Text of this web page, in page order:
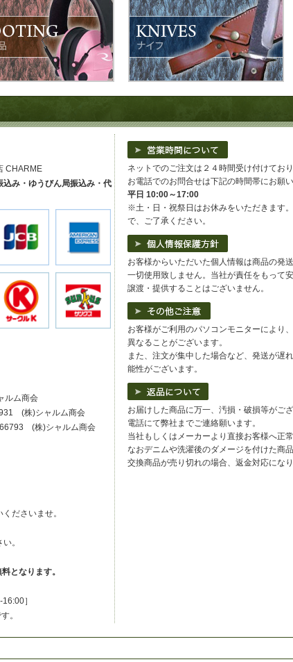
CHARME
み・ゆうびん局振込み・代
ム商会
(株)シャルム商会
(株)シャルム商会
ださいませ。
。
となります。
］
。
ネットでのご注文は２４時間受け付けており
お電話でのお問合せは下記の時間帯にお願い
平日 10:00～17:00
※土・日・祝祭日はお休みをいただきます
で、ご了承ください。
お客様からいただいた個人情報は商品の発
一切使用致しません。当社が責任をもって
譲渡・提供することはございません。
お客様がご利用のパソコンモニターにより
異なることがございます。
また、注文が集中した場合など、発送が遅
能性がございます。
お届けした商品に万一、汚損・破損等がご
電話にて弊社までご連絡願います。
当社もしくはメーカーより直接お客様へ正
なおデニムや洗濯後のダメージを付けた商
交換商品が売り切れの場合、返金対応にな